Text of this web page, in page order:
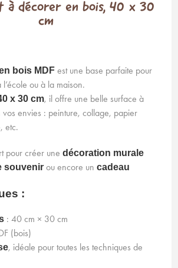
à décorer en bois, 40 x 30
cm
bois MDF est une base parfaite pour
ou à la maison.
x 30 cm, il offre une belle surface à
vos envies : peinture, collage, papier
etc.
pour créer unedécoration murale
souvenir ou encore uncadeau
:
: 40 cm × 30 cm
(bois)
, idéale pour toutes les techniques de